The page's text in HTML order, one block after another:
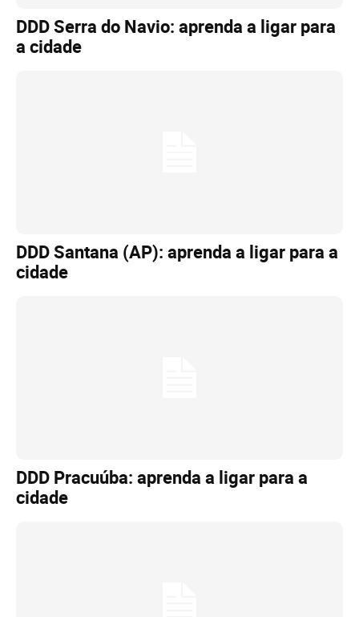
DDD Serra do Navio: aprenda a ligar para
a cidade
DDD Santana (AP): aprenda a ligar para a
cidade
DDD Pracuúba: aprenda a ligar para a
cidade